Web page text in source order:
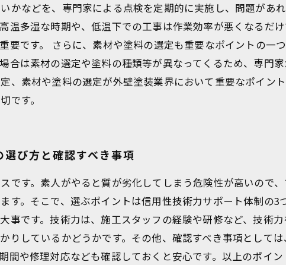
かなどを、専門家による点検を定期的に実施し、問題があ
温多湿な時期や、低温下での工事は作業効率が悪くなるだ
要です。 さらに、素材や塗料の選定も重要なポイントの一
合は素材の選定や塗料の種類等が異なってくるため、専門
、素材や塗料の選定が外壁塗装業界において重要なポイン
です。
び方と確認すべき事項
です。素人がやると質が劣化してしまう危険性が高いので
す。そこで、選ぶポイントは信用性技術力サポート体制の
事です。技術力は、施工スタッフの経験や研修など、技術
りしているかどうかです。その他、確認すべき事項として
間や修理対応なども確認しておくと安心です。以上のポイ